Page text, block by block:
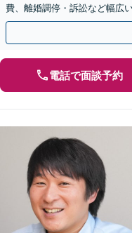
費、離婚調停・訴訟など幅広
案します【初回相談無料】
電話で面談予約